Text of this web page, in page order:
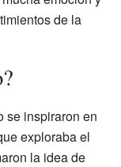
de la
se inspiraron en
exploraba el
la idea de